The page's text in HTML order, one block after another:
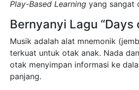
Play-Based Learning yang sangat
Bernyanyi Lagu “Days
Musik adalah alat mnemonik
terkuat untuk otak anak. Nada
otak menyimpan informasi ke
panjang.